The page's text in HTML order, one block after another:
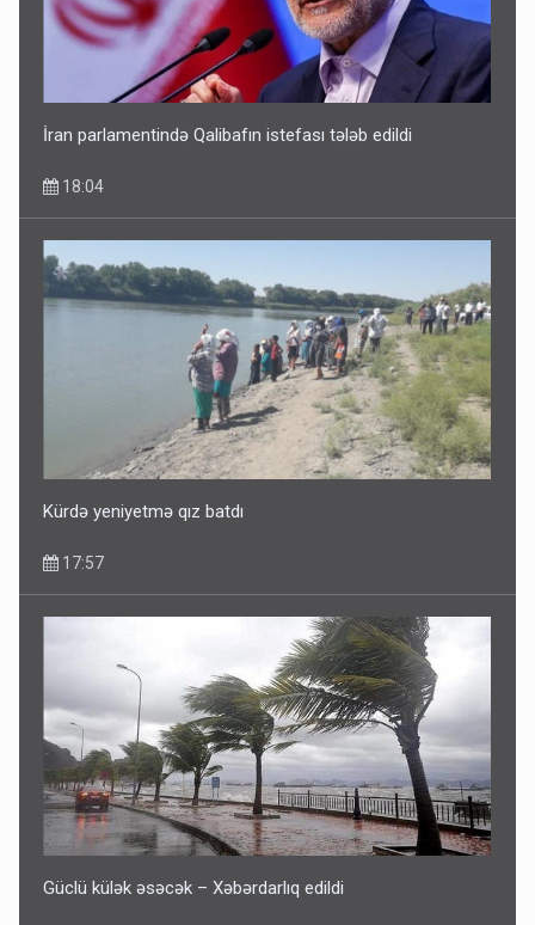
Dünyanı idarə edənlər insanlığın başını bu şou ilə qatır
Fırıldaqçıların yeni silahı: Süni intellekt - Bunları etməzdən
əvvəl diqqətli olun
10:56
“Təlimdə idim, gəlib gördüm ki, evimi vurub dağıdırlar” -
VİDEO
09:54
İran parlamentində Qalibafın istefası tələb edildi
18:04
Kürdə yeniyetmə qız batdı
17:57
Güclü külək əsəcək – Xəbərdarlıq edildi